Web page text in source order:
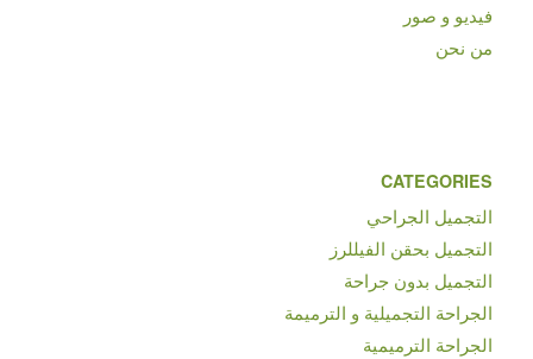
فيديو و صور
من نحن
CATEGORIES
التجميل الجراحي
التجميل بحقن الفيللرز
التجميل بدون جراحة
الجراحة التجميلية و الترميمة
الجراحة الترميمية